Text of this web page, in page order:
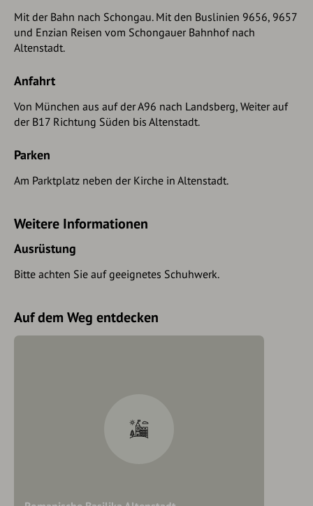
Mit der Bahn nach Schongau. Mit den Buslinien 9656, 9657
und Enzian Reisen vom Schongauer Bahnhof nach
Altenstadt.
Anfahrt
Von München aus auf der A96 nach Landsberg, Weiter auf
der B17 Richtung Süden bis Altenstadt.
Parken
Am Parktplatz neben der Kirche in Altenstadt.
Weitere Informationen
Ausrüstung
Bitte achten Sie auf geeignetes Schuhwerk.
Auf dem Weg entdecken